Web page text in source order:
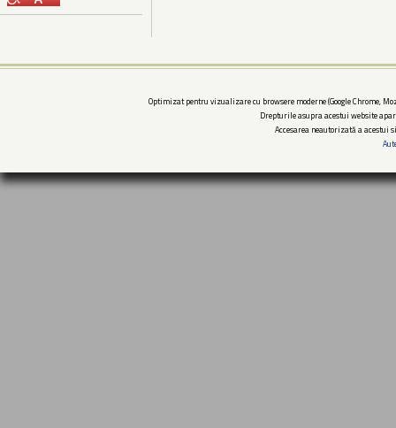
Optimizat pentru vizualizare cu browsere moderne (Google Chrome,
Drepturile asupra acestui website
Accesarea neautorizată a acestui